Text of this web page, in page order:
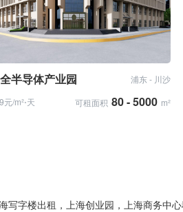
半导体产业园
浦东 - 川沙
/m²⋅天
可租面积 80 - 5000 m²
写字楼出租，上海创业园，上海商务中